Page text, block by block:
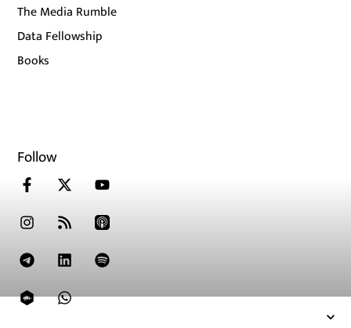
The Media Rumble
Data Fellowship
Books
Follow